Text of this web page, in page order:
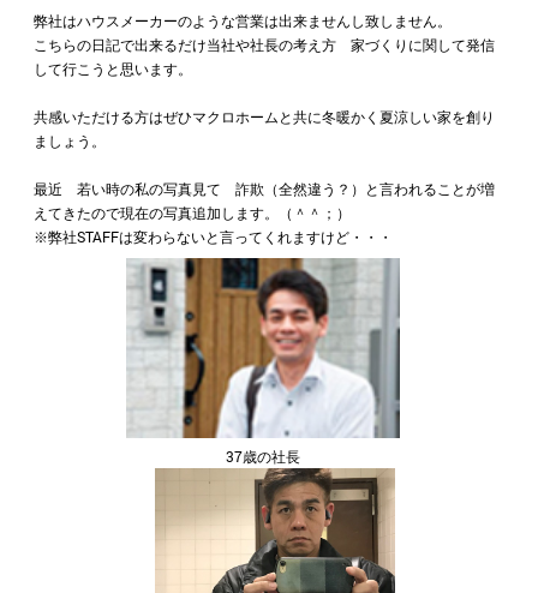
弊社はハウスメーカーのような営業は出来ませんし致しません。
こちらの日記で出来るだけ当社や社長の考え方 家づくりに関して発信
して行こうと思います。
共感いただける方はぜひマクロホームと共に冬暖かく夏涼しい家を創り
ましょう。
最近 若い時の私の写真見て 詐欺（全然違う？）と言われることが増
えてきたので現在の写真追加します。（＾＾；）
※弊社STAFFは変わらないと言ってくれますけど・・・
37歳の社長